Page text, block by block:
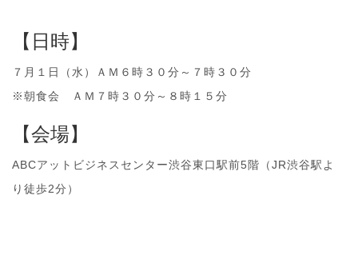
【日時】
７月１日（水）ＡＭ６時３０分～７時３０分
※朝食会 ＡＭ７時３０分～８時１５分
【会場】
ABCアットビジネスセンター渋谷東口駅前5階（JR渋谷駅よ
り徒歩2分）